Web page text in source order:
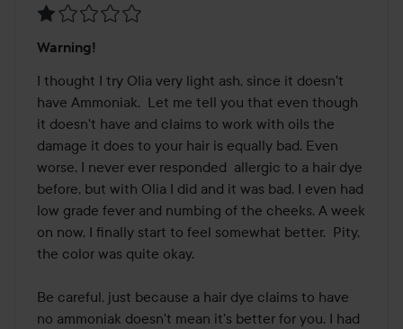
1
av
5
Warning!
I thought I try Olia very light ash, since it doesn't
have Ammoniak.  Let me tell you that even though
it doesn't have and claims to work with oils the
damage it does to your hair is equally bad. Even
worse, I never ever responded  allergic to a hair dye
before, but with Olia I did and it was bad, I even had
low grade fever and numbing of the cheeks. A week
on now, I finally start to feel somewhat better.  Pity,
the color was quite okay.
Be careful, just because a hair dye claims to have
no ammoniak doesn't mean it's better for you. I had